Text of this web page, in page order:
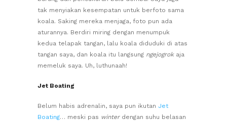
tak menyiakan kesempatan untuk berfoto sama
koala. Saking mereka menjaga, foto pun ada
aturannya. Berdiri miring dengan menumpuk
kedua telapak tangan, lalu koala diduduki di atas
tangan saya, dan koala itu langsung ngejogrokaja
memeluk saya. Uh, luthunaah!
Jet Boating
Belum habis adrenalin, saya pun ikutan Jet
Boating… meski pas winterdengan suhu belasan